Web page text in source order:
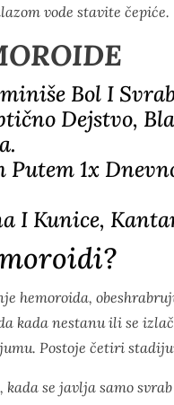
vode stavite čepiće.
Bol I
Dejstvo,
1x
I Kunice,
hemoroida,
kada nestanu ili se
Postoje četiri
se javlja samo